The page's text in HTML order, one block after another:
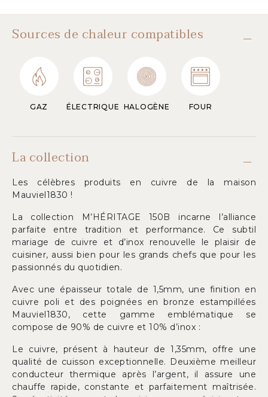
Sources de chaleur compatibles
GAZ ÉLECTRIQUE HALOGÈNE FOUR
La collection
Les célèbres produits en cuivre de la maison
Mauviel1830 !
La collection M’HÉRITAGE 150B incarne l’alliance
parfaite entre tradition et performance. Ce subtil
mariage de cuivre et d’inox renouvelle le plaisir de
cuisiner, aussi bien pour les grands chefs que pour les
passionnés du quotidien.
Avec une épaisseur totale de 1,5mm, une finition en
cuivre poli et des poignées en bronze estampillées
Mauviel1830, cette gamme emblématique se
compose de 90% de cuivre et 10% d’inox :
Le cuivre, présent à hauteur de 1,35mm, offre une
qualité de cuisson exceptionnelle. Deuxième meilleur
conducteur thermique après l’argent, il assure une
chauffe rapide, constante et parfaitement maîtrisée.